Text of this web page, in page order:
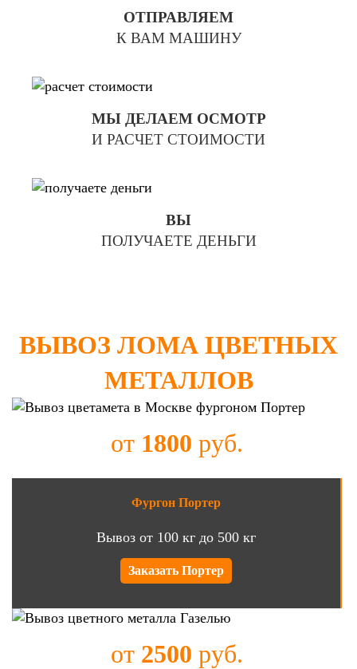
ОТПРАВЛЯЕМ
К ВАМ МАШИНУ
МЫ ДЕЛАЕМ ОСМОТР
И РАСЧЕТ СТОИМОСТИ
ВЫ
ПОЛУЧАЕТЕ ДЕНЬГИ
ВЫВОЗ ЛОМА ЦВЕТНЫХ
МЕТАЛЛОВ
от 1800 руб.
Фургон Портер
Вывоз от 100 кг до 500 кг
Заказать Портер
от 2500 руб.